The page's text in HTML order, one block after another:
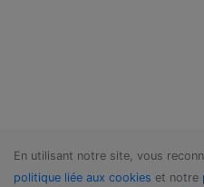
En utilisant notre site, vous
politique liée aux cookies et notre